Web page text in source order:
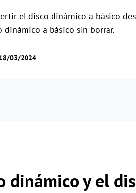
el disco dinámico a básico
a básico sin borrar.
03/2024
dinámico y el